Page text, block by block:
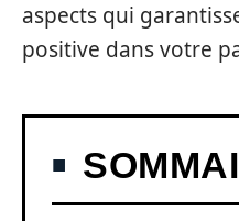
aspects qui
positive dans votre